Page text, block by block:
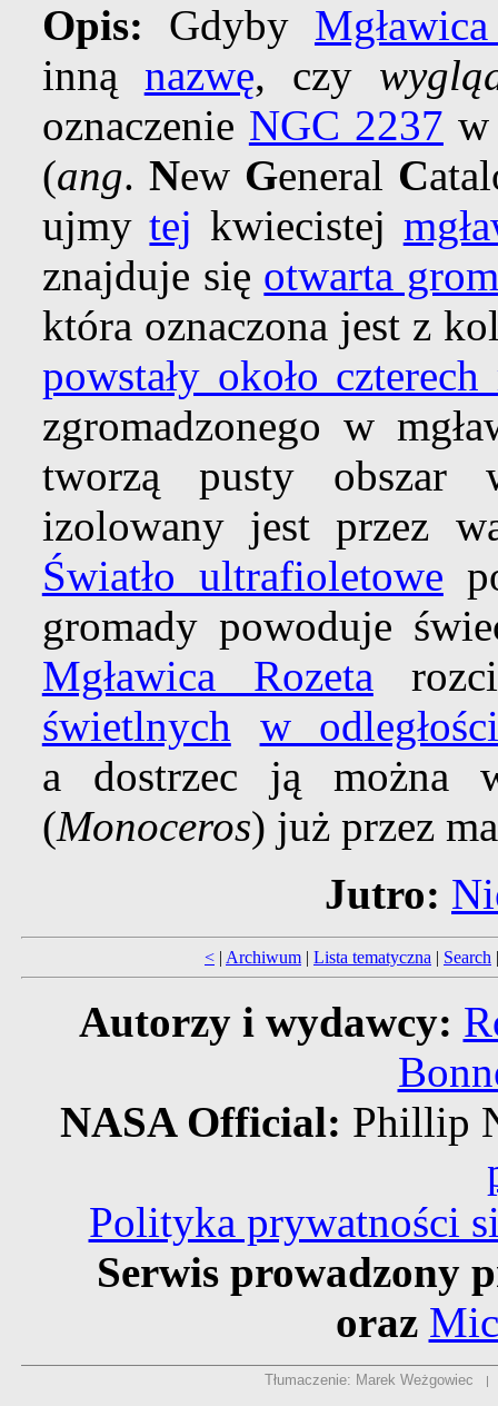
Opis: Gdyby
inną nazwę, czy
oznaczenie NGC 2237
(ang. New General C
ujmytej kwiecistej
znajduje się otwarta
która oznaczona jest z
powstały około
zgromadzonego w
tworzą pusty obszar
izolowany jest przez
Światło ultrafioletowe
gromady powoduje
Mgławica Rozeta
świetlnych
w
a dostrzec ją
(Monoceros) już przez
Jutro:
< | Archiwum | Lista tematyczna | Search
Autorzy i wydawcy:
NASA Official: Phillip
Polityka prywatności
Serwis prowadzony
oraz
Tłumaczenie: Marek Weżgowiec